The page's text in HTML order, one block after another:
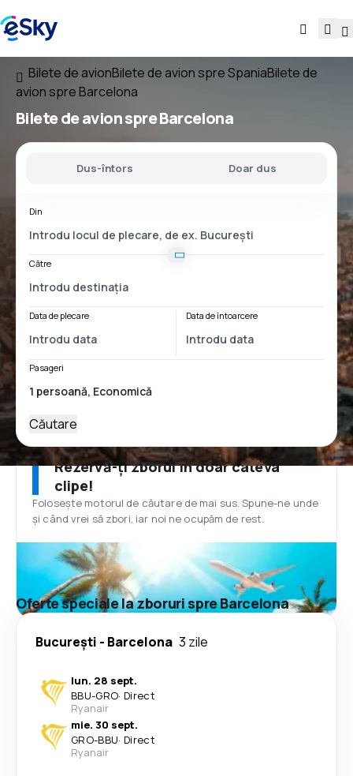
Bilete de avionBilete de avion spre SpaniaBilete de
avion spre Barcelona
Bilete de avion spre Barcelona
Dus-întors Doar dus
Din
Către
Data de plecare Data de întoarcere
Pasageri
Căutare
Rezervă-ți zborul în doar câteva
clipe!
Folosește motorul de căutare de mai sus. Spune-ne unde
și când vrei să zbori, iar noi ne ocupăm de rest.
Oferte speciale la zboruri spre Barcelona
București - Barcelona 3 zile
lun. 28 sept.
BBU-GRO· Direct
Ryanair
mie. 30 sept.
GRO-BBU· Direct
Ryanair